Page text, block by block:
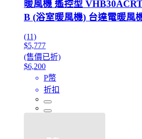
暖風機 遙控型
B (浴室暖風機) 台達電暖風
(11)
$5,777
(售價已折)
$6,200
P幣
折扣